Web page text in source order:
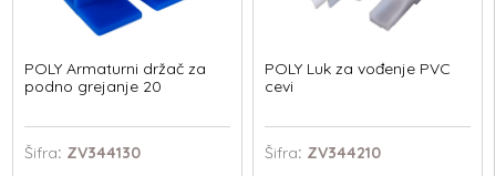
POLY Armaturni držač za
podno grejanje 20
Šifra: ZV344130
POLY Luk za vođenje PVC
cevi
Šifra: ZV344210